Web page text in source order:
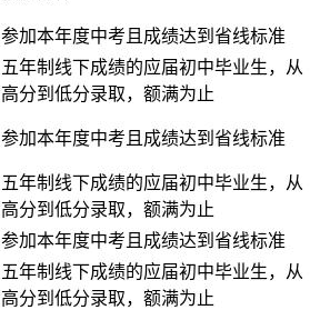
参加本年度中考且成绩达到省线标准
五年制线下成绩的应届初中毕业生，从
高分到低分录取，额满为止
参加本年度中考且成绩达到省线标准
五年制线下成绩的应届初中毕业生，从
高分到低分录取，额满为止
参加本年度中考且成绩达到省线标准
五年制线下成绩的应届初中毕业生，从
高分到低分录取，额满为止